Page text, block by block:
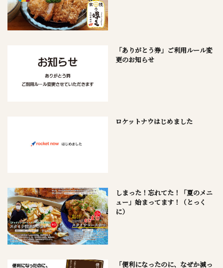
「ありがとう券」ご利用ルール変
更のお知らせ
ロケットナウはじめました
しまった！忘れてた！「夏のメニ
ュー」始まってます！（とっく
に）
「便利になったのに、なぜか減っ